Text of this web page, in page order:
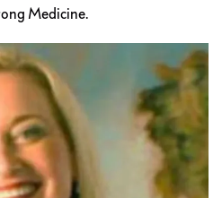
Medicine.